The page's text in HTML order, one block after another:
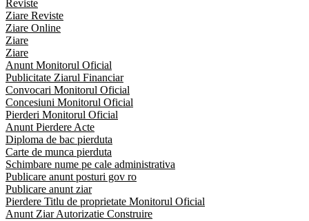
Reviste
Ziare Reviste
Ziare Online
Ziare
Ziare
Anunt Monitorul Oficial
Publicitate Ziarul Financiar
Convocari Monitorul Oficial
Concesiuni Monitorul Oficial
Pierderi Monitorul Oficial
Anunt Pierdere Acte
Diploma de bac pierduta
Carte de munca pierduta
Schimbare nume pe cale administrativa
Publicare anunt posturi gov ro
Publicare anunt ziar
Pierdere Titlu de proprietate Monitorul Oficial
Anunt Ziar Autorizatie Construire